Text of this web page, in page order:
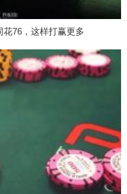
花76，这样打赢更多